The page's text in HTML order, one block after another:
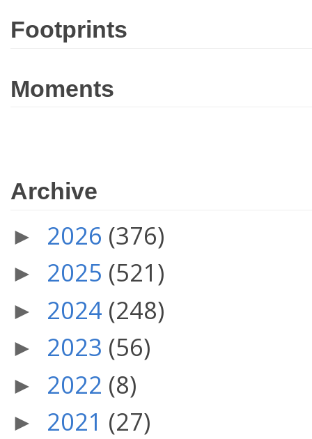
Footprints
Moments
Archive
► 2026 (376)
► 2025 (521)
► 2024 (248)
► 2023 (56)
► 2022 (8)
► 2021 (27)